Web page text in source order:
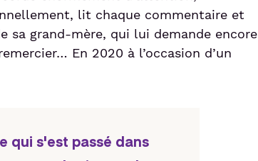
lit chaque commentaire et
sa grand-mère, qui lui demande encore
En 2020 à l’occasion d’un
qui s'est passé dans